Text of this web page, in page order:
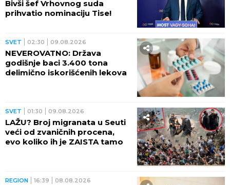
Bivši šef Vrhovnog suda
prihvatio nominaciju Tise!
SVET 02:30 09.08.2026
NEVEROVATNO: Država
godišnje baci 3.400 tona
delimično iskorišćenih lekova
SVET 01:30 09.08.2026
LAŽU? Broj migranata u Seuti
veći od zvaničnih procena,
evo koliko ih je ZAISTA tamo
REGION 16:39 08.08.2026